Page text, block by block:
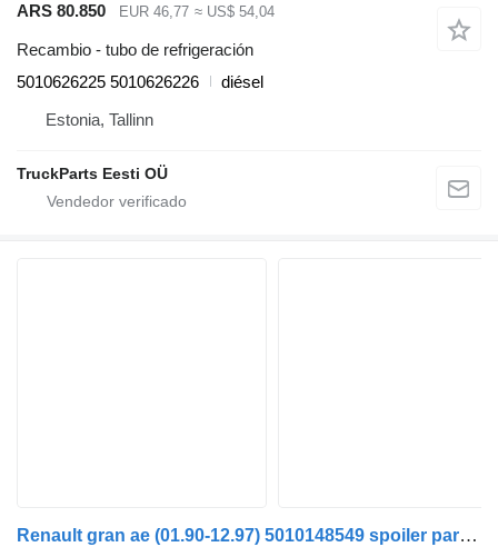
ARS 80.850 EUR 46,77 ≈ US$ 54,04
Recambio - tubo de refrigeración
5010626225 5010626226
diésel
Estonia, Tallinn
TruckParts Eesti OÜ
Renault gran ae (01.90-12.97) 5010148549 spoiler para Renault Magnum (1990-2014) cabeza tractora